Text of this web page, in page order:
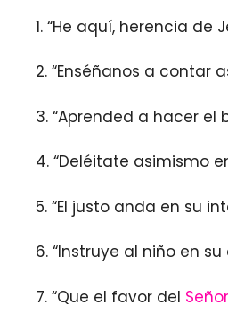
1. “He aquí, herencia de
2. “Enséñanos a contar
3. “Aprended a hacer
4. “Deléitate asimismo
5. “El justo anda en su
6. “Instruye al niño en
7. “Que el favor del Señor